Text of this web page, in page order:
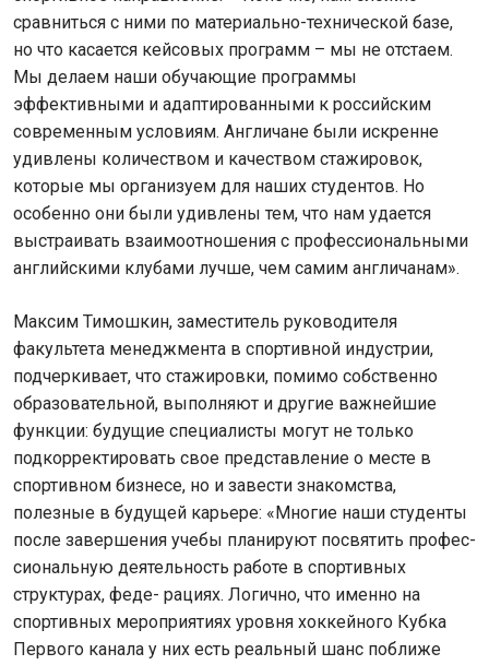
сравниться с ними по материально-технической базе,
но что касается кейсовых программ – мы не отстаем.
Мы делаем наши обучающие программы
эффективными и адаптированными к российским
современным условиям. Англичане были искренне
удивлены количеством и качеством стажировок,
которые мы организуем для наших студентов. Но
особенно они были удивлены тем, что нам удается
выстраивать взаимоотношения с профессиональными
английскими клубами лучше, чем самим англичанам».
Максим Тимошкин, заместитель руководителя
факультета менеджмента в спортивной индустрии,
подчеркивает, что стажировки, помимо собственно
образовательной, выполняют и другие важнейшие
функции: будущие специалисты могут не только
подкорректировать свое представление о месте в
спортивном бизнесе, но и завести знакомства,
полезные в будущей карьере: «Многие наши студенты
после завершения учебы планируют посвятить профес-
сиональную деятельность работе в спортивных
структурах, феде- рациях. Логично, что именно на
спортивных мероприятиях уровня хоккейного Кубка
Первого канала у них есть реальный шанс поближе